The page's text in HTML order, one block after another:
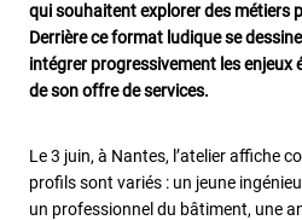
qui souhaitent explorer des métiers
Derrière ce format ludique se
intégrer progressivement les enjeux
de son offre de services.
Le 3 juin, à Nantes, l’atelier affiche
profils sont variés : un jeune
un professionnel du bâtiment, une